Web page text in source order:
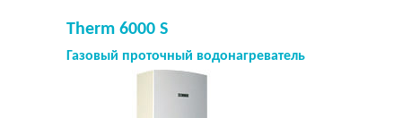
Therm 6000 S
Газовый проточный водонагреватель